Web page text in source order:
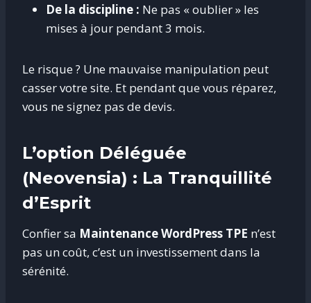
De la discipline : Ne pas « oublier » les
mises à jour pendant 3 mois.
Le risque ? Une mauvaise manipulation peut
casser votre site. Et pendant que vous réparez,
vous ne signez pas de devis.
L’option Déléguée
(Neovensia) : La Tranquillité
d’Esprit
Confier sa Maintenance WordPress TPE n’est
pas un coût, c’est un investissement dans la
sérénité.